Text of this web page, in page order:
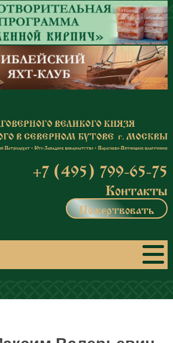
+7 (495) 799-65-75
Контакты
Пожертвовать